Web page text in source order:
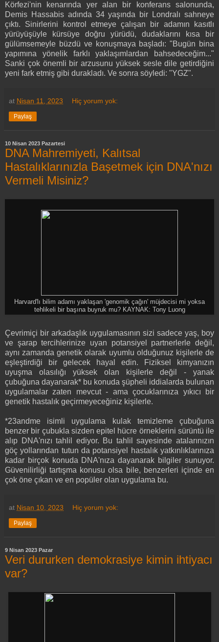
Körfezi'nin kenarında yer alan bir konferans salonunda,
Demis Hassabis adında 34 yaşında bir Londralı sahneye
çıktı. Sinirlerini kontrol etmeye çalışan bir adamın kasıtlı
yürüyüşüyle kürsüye doğru yürüdü, dudaklarını kısa bir
gülümsemeyle büzdü ve konuşmaya başladı: "Bugün bina
yapımına yönelik farklı yaklaşımlardan bahsedeceğim..."
Sanki çok önemli bir arzusunu yüksek sesle dile getirdiğini
yeni fark etmiş gibi durakladı. Ve sonra söyledi: "YGZ".
at Nisan 11, 2023 Hiç yorum yok:
Paylaş
10 Nisan 2023 Pazartesi
DNA Mahremiyeti, Kalıtsal
Hastalıklarınızla Başetmek için DNA'nızı
Vermeli Misiniz?
Harvard'lı bilim adamı yaklaşan 'genomik çağın' müjdecisi mi yoksa
tehlikeli bir başına buyruk mu? KAYNAK: Tony Luong
Çevrimiçi bir arkadaşlık uygulamasının sizi sadece yaş, boy
ve şarap tercihlerinize uyan potansiyel partnerlerle değil,
aynı zamanda genetik olarak uyumlu olduğunuz kişilerle de
eşleştirdiği bir gelecek hayal edin. Fiziksel kimyanızın
uyuşma olasılığı yüksek olan kişilerle değil - yanak
çubuğuna dayanarak* bu konuda şüpheli iddialarda bulunan
uygulamalar zaten mevcut - ama çocuklarınıza yıkıcı bir
genetik hastalık geçirmeyeceğiniz kişilerle.
*23andme isimli uygulama kulak temizleme çubuğuna
benzer bir çubukla sizden epitel hücre örneklerini sürüntü ile
alıp DNA'nızı tahlil ediyor. Bu tahlil sayesinde atalarınızın
göç yollarından tutun da potansiyel hastalık yatkınlıklarınıza
kadar birçok konuda DNA'nıza dayanarak bilgiler sunuyor.
Güvenilirliği tartışma konusu olsa bile, benzerleri içinde en
çok öne çıkan ve en popüler olan uygulama bu.
at Nisan 10, 2023 Hiç yorum yok:
Paylaş
9 Nisan 2023 Pazar
Veri dururken demokrasiye kimin ihtiyacı
var?